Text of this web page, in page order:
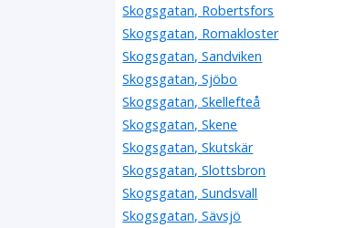
Skogsgatan, Robertsfors
Skogsgatan, Romakloster
Skogsgatan, Sandviken
Skogsgatan, Sjöbo
Skogsgatan, Skellefteå
Skogsgatan, Skene
Skogsgatan, Skutskär
Skogsgatan, Slottsbron
Skogsgatan, Sundsvall
Skogsgatan, Sävsjö